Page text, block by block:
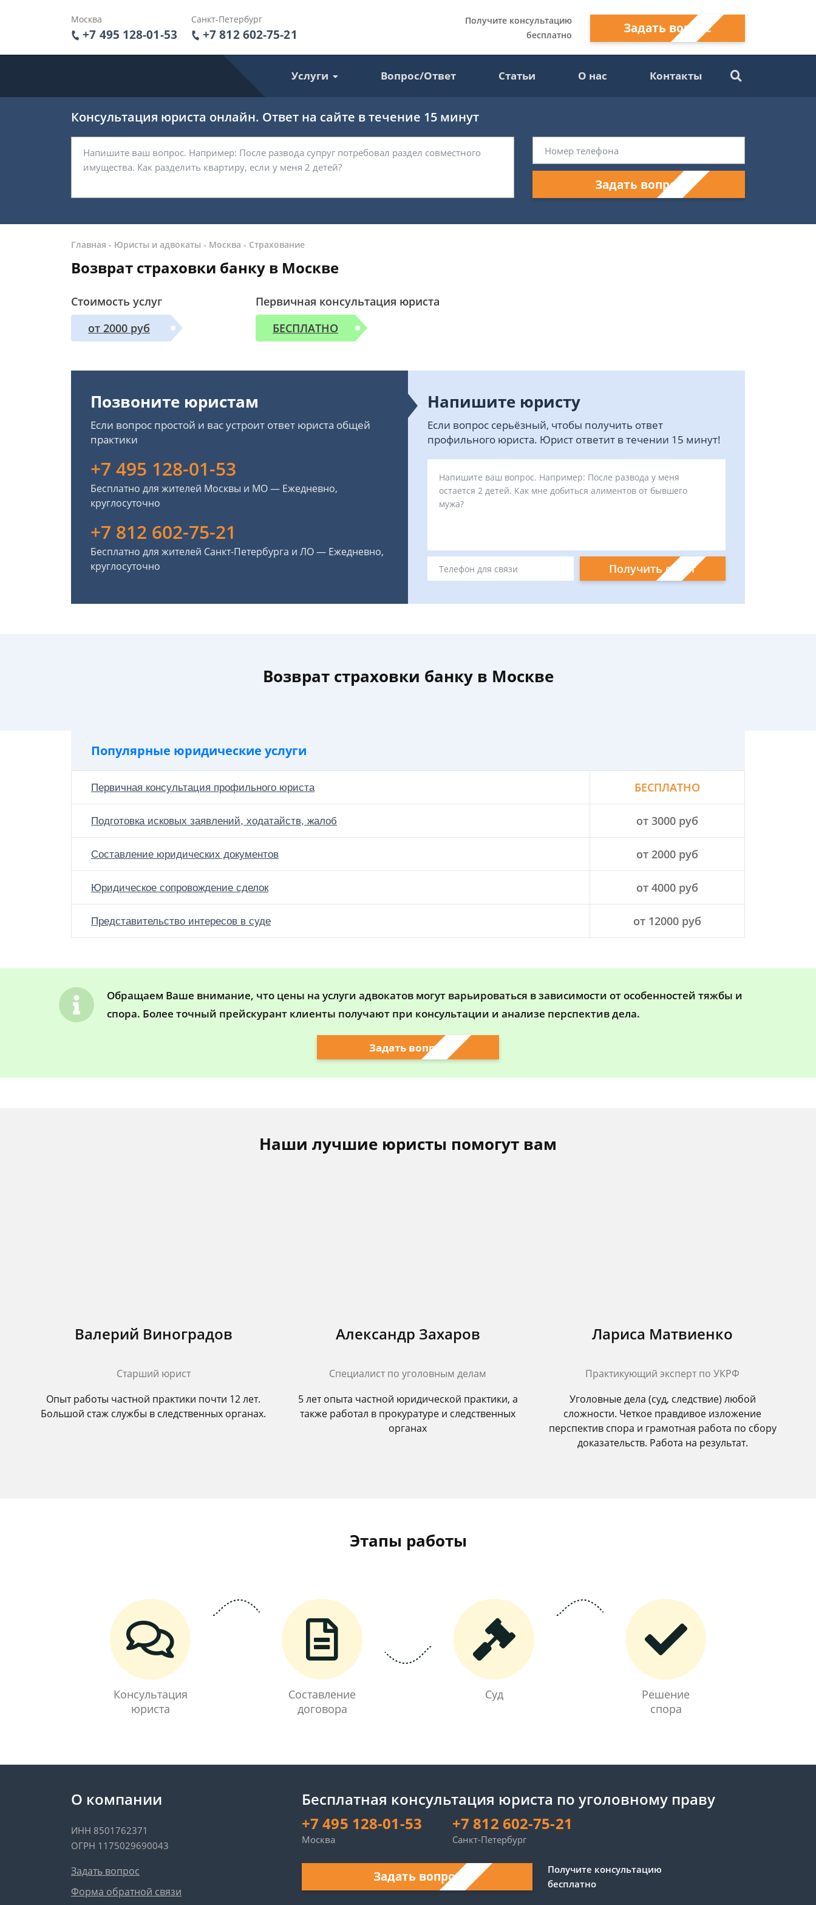
Москва
+7 495 128-01-53
Санкт-Петербург
+7 812 602-75-21
Получите консультацию
бесплатно
Задать вопрос
Услуги Вопрос/Ответ Статьи О нас Контакты
Консультация юриста онлайн. Ответ на сайте в течение 15 минут
Задать вопрос
Главная - Юристы и адвокаты - Москва - Страхование
Возврат страховки банку в Москве
Стоимость услуг
от 2000 руб
Первичная консультация юриста
БЕСПЛАТНО
Позвоните юристам
Если вопрос простой и вас устроит ответ юриста общей
практики
+7 495 128-01-53
Бесплатно для жителей Москвы и МО — Ежедневно,
круглосуточно
+7 812 602-75-21
Бесплатно для жителей Санкт-Петербурга и ЛО — Ежедневно,
круглосуточно
Напишите юристу
Если вопрос серьёзный, чтобы получить ответ
профильного юриста. Юрист ответит в течении 15 минут!
Получить ответ
Возврат страховки банку в Москве
Популярные юридические услуги
Первичная консультация профильного юриста БЕСПЛАТНО
Подготовка исковых заявлений, ходатайств, жалоб от 3000 руб
Составление юридических документов от 2000 руб
Юридическое сопровождение сделок от 4000 руб
Представительство интересов в суде от 12000 руб
Обращаем Ваше внимание, что цены на услуги адвокатов могут варьироваться в зависимости от особенностей тяжбы и
спора. Более точный прейскурант клиенты получают при консультации и анализе перспектив дела.
Задать вопрос
Наши лучшие юристы помогут вам
Валерий Виноградов
Старший юрист
Опыт работы частной практики почти 12 лет.
Большой стаж службы в следственных органах.
Александр Захаров
Специалист по уголовным делам
5 лет опыта частной юридической практики, а
также работал в прокуратуре и следственных
органах
Лариса Матвиенко
Практикующий эксперт по УКРФ
Уголовные дела (суд, следствие) любой
сложности. Четкое правдивое изложение
перспектив спора и грамотная работа по сбору
доказательств. Работа на результат.
Этапы работы
Консультация
юриста
Составление
договора
Суд
Решение
спора
О компании
ИНН 8501762371
ОГРН 1175029690043
Задать вопрос
Форма обратной связи
Бесплатная консультация юриста по уголовному праву
+7 495 128-01-53
Москва
+7 812 602-75-21
Санкт-Петербург
Задать вопрос
Получите консультацию
бесплатно
Здравствуйте! Я дежурный
юрист-консультант сайта,